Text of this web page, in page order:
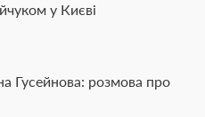
у Києві
Гусейнова: розмова про